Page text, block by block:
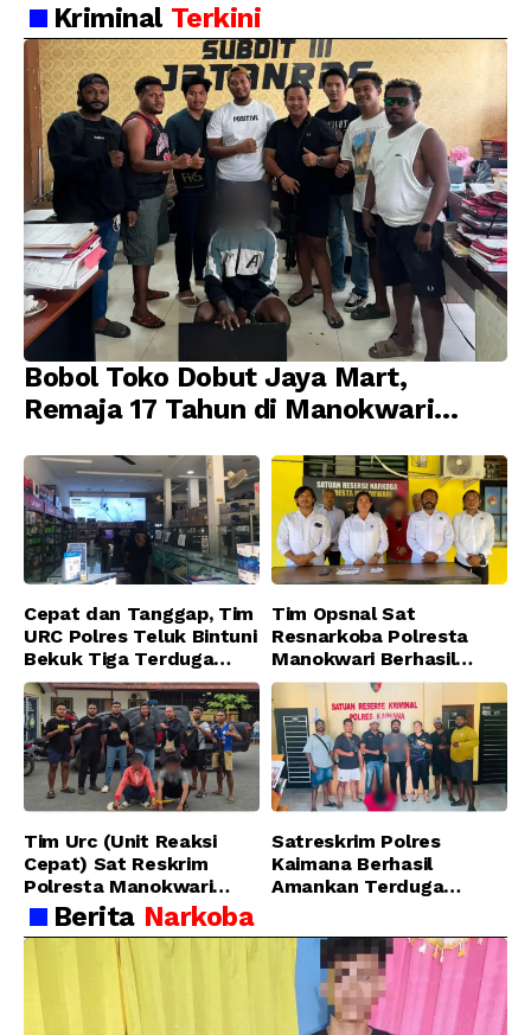
Kriminal Terkini
Bobol Toko Dobut Jaya Mart,
Remaja 17 Tahun di Manokwari
Jatanras Polda Papua Barat
Cepat dan Tanggap, Tim
URC Polres Teluk Bintuni
Bekuk Tiga Terduga
Pelaku Pencurian di SMA
Sanawesen
Tim Opsnal Sat
Resnarkoba Polresta
Manokwari Berhasil
Ungkap Kasus Tindak
Pidana Narkotika
Golongan I Jenis Shabu
di SP 4 Distrik Prafi kab.
Manokwari
Tim Urc (Unit Reaksi
Cepat) Sat Reskrim
Polresta Manokwari
Berhasil Tangkap 2
Pelaku Pengeroyokan di
Taman Ria kab.
Manokwari
Satreskrim Polres
Kaimana Berhasil
Amankan Terduga
Menggunakan Senjata
Tajam
Berita Narkoba